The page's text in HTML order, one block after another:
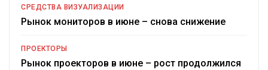
СРЕДСТВА ВИЗУАЛИЗАЦИИ
Рынок мониторов в июне – снова снижение
ПРОЕКТОРЫ
Рынок проекторов в июне – рост продолжился